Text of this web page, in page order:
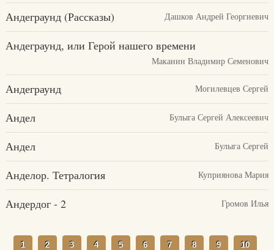
Андеграунд (Рассказы) Дашков Андрей Георгиевич
Андеграунд, или Герой нашего времени
Маканин Владимир Семенович
Андеграунд Могилевцев Сергей
Андел Булыга Сергей Алексеевич
Андел Булыга Сергей
Анделор. Тетралогия Куприянова Мария
Андердог - 2 Громов Илья
1 2 3 4 5 6 7 8 9 10